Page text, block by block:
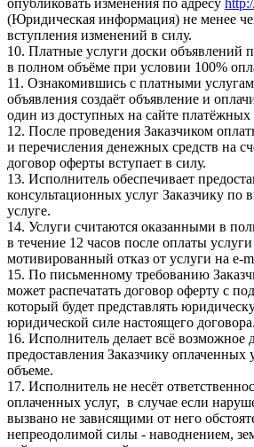
(Юридическая информация) не менее
вступления изменений в силу.
10. Платные услуги доски объявлений
в полном объёме при условии 100%
11. Ознакомившись с платными
объявления создаёт объявление и
один из доступных на сайте платёжных
12. После проведения Заказчиком
и перечисления денежных средств на
договор оферты вступает в силу.
13. Исполнитель обеспечивает
консультационных услуг Заказчику по
услуге.
14. Услуги считаются оказанными в
в течение 12 часов после оплаты
мотивированный отказ от услуги на e-
15. По письменному требованию
может распечатать договор оферту с
который будет представлять
юридической силе настоящего договора.
16. Исполнитель делает всё возможное
предоставления Заказчику оплаченных
объеме.
17. Исполнитель не несёт
оплаченных услуг, в случае если
вызвано не зависящими от него
непреодолимой силы - наводнением,